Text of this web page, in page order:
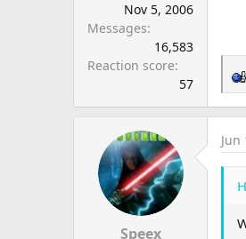
Nov 5, 2006
Messages
16,583
Reaction score
57
R
a
c
t
Speex
Jun